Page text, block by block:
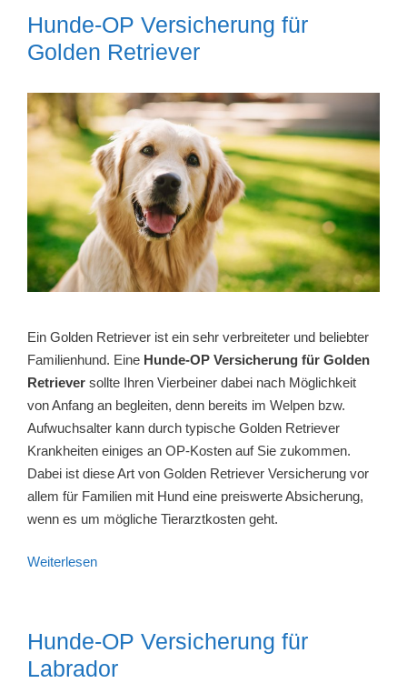
Hunde-OP Versicherung für
Golden Retriever
Ein Golden Retriever ist ein sehr verbreiteter und beliebter
Familienhund. Eine Hunde-OP Versicherung für Golden
Retriever sollte Ihren Vierbeiner dabei nach Möglichkeit
von Anfang an begleiten, denn bereits im Welpen bzw.
Aufwuchsalter kann durch typische Golden Retriever
Krankheiten einiges an OP-Kosten auf Sie zukommen.
Dabei ist diese Art von Golden Retriever Versicherung vor
allem für Familien mit Hund eine preiswerte Absicherung,
wenn es um mögliche Tierarztkosten geht.
Weiterlesen
Hunde-OP Versicherung für
Labrador